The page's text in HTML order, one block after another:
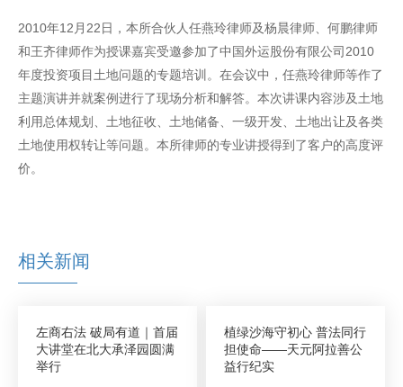
2010年12月22日，本所合伙人任燕玲律师及杨晨律师、何鹏律师
和王齐律师作为授课嘉宾受邀参加了中国外运股份有限公司2010
年度投资项目土地问题的专题培训。在会议中，任燕玲律师等作了
主题演讲并就案例进行了现场分析和解答。本次讲课内容涉及土地
利用总体规划、土地征收、土地储备、一级开发、土地出让及各类
土地使用权转让等问题。本所律师的专业讲授得到了客户的高度评
价。
相关新闻
左商右法 破局有道｜首届
大讲堂在北大承泽园圆满
举行
植绿沙海守初心 普法同行
担使命——天元阿拉善公
益行纪实